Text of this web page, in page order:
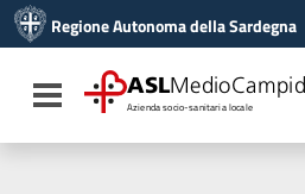
Vai al menu di navigazione
Vai al footer
Regione Autonoma della Sardegna
Toggle navigation
ASL
Azienda socio-sanitaria locale